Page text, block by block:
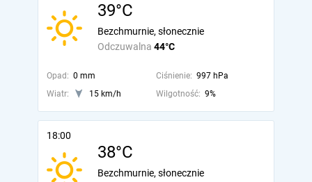
39°C
Odczuwalna 44°C
Bezchmurnie, słonecznie
Opad: 0 mm Ciśnienie: 997 hPa
Wiatr:
15 km/h Wilgotność: 9%
18:00
38°C
Bezchmurnie, słonecznie